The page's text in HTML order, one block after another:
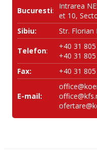
Bucuresti:
Intrarea
et 10,
Sibiu:
Str. Florian
Telefon:
+40 31
+40 31
Fax:
+40 31
E-mail: